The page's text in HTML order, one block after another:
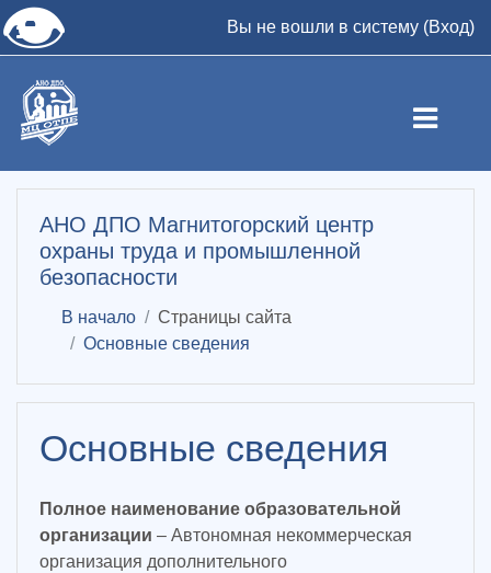
👁 Вы не вошли в систему (Вход)
АНО ДПО Магнитогорский центр
охраны труда и промышленной
безопасности
В начало
Страницы сайта
Основные сведения
Основные сведения
Полное наименование образовательной
организации – Автономная некоммерческая
организация дополнительного